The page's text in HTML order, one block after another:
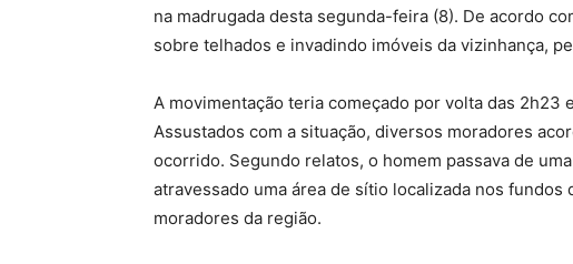
na madrugada desta segunda-feira (8). De acordo
sobre telhados e invadindo imóveis da vizinhança,
A movimentação teria começado por volta das 2h23
Assustados com a situação, diversos moradores
ocorrido. Segundo relatos, o homem passava de
atravessado uma área de sítio localizada nos fundos
moradores da região.